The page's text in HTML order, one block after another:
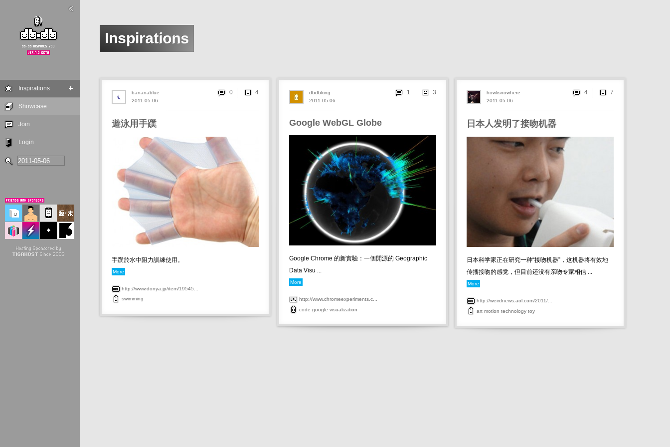
Inspirations
Inspirations
Showcase
Join
Login
遊泳用手蹼
手蹼於水中阻力訓練使用。
More
http://www.donya.jp/item/19545...
swimming
2011-05-06
bananablue 0
Google WebGL Globe
Google Chrome 的新實驗：一個開源的 Geographic
Data Visu ...
More
http://www.chromeexperiments.c...
code google visualization
2011-05-06
dbdbking 1
日本人发明了接吻机器
日本科学家正在研究一种“接吻机器”，这机器将有效地
传播接吻的感觉，但目前还没有亲吻专家相信 ...
More
http://weirdnews.aol.com/2011/...
art motion technology toy
2011-05-06
howlisnowhere 4